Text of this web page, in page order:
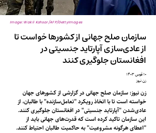
Image: Wakil Kohsar/AFP/GettyImages
سازمان صلح جهانی از کشورها خواست تا
از عادی‌سازی آپارتاید جنسیتی در
افغانستان جلوگیری کنند
۱۰ قوس ۱۴۰۳
زن نیوز
زن نیوز: سازمان صلح جهانی در گزارشی از کشورهای جهان
خواسته است تا با اتخاذ رویکرد "تعامل‌سازنده" با طالبان، از
عادی‌شدن "آپارتاید جنسیتی" در افغانستان جلوگیری کنند.
این سازمان تاکید کرده است که قدرت‌های جهانی باید از
"اعطای هرگونه مشروعیت" به حاکمیت طالبان احتیاط کنند.